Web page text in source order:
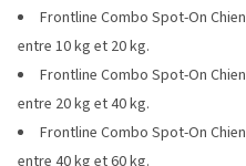
Frontline Combo Spot-On
entre 10 kg et 20 kg.
Frontline Combo Spot-On
entre 20 kg et 40 kg.
Frontline Combo Spot-On
entre 40 kg et 60 kg.